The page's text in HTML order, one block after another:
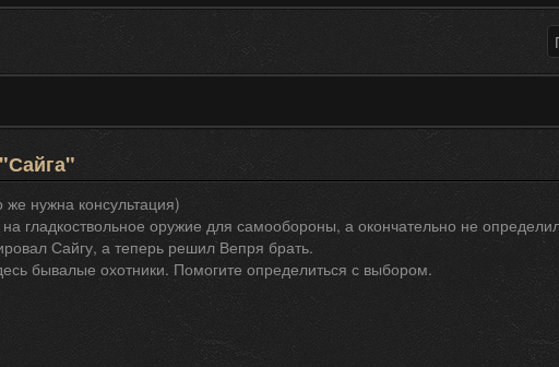
нужна консультация)
гладкоствольное оружие для самообороны, а окончательно не
Сайгу, а теперь решил Вепря брать.
бывалые охотники. Помогите определиться с выбором.